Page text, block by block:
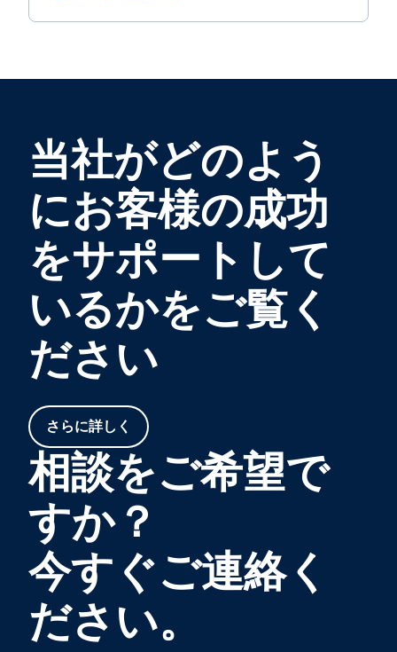
当社がどのよう
にお客様の成功
をサポートして
いるかをご覧く
ださい
さらに詳しく
相談をご希望で
すか？
今すぐご連絡く
ださい。